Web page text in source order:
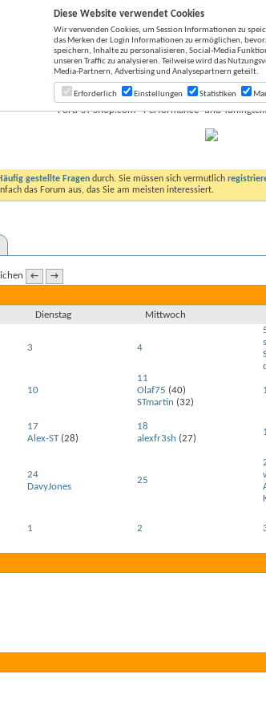
Ford-ST-Shop.com - Performance- und
gestellte Fragen durch. Sie müssen sich vermutlich
das Forum aus, das Sie am meisten interessiert.
← →
Dienstag Mittwoch
3 4
10
11
Olaf75 (40)
STmartin (32)
17
Alex-ST(28)
18
alexfr3sh (27)
24
DavyJones
25
1 2
Diese Website verwendet Cookies
Wir verwenden Cookies, um Session Informationen zu
das Merken der Login Informationen zu ermöglichen,
speichern, Inhalte zu personalisieren, Social-Media
unseren Traffic zu analysieren. Teilweise wird das
Media-Partnern, Advertising und Analysepartnern geteilt.
Erforderlich Einstellungen Statistiken